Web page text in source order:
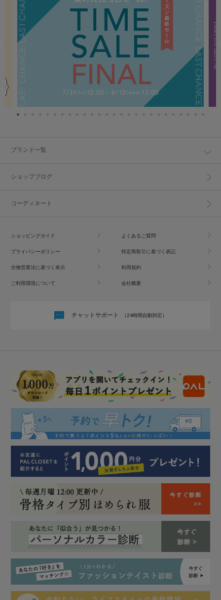
ブランド一覧
ショップブログ
コーディネート
ショッピングガイド よくあるご質問
プライバシーポリシー 特定商取引に基づく表記
古物営業法に基づく表示 利用規約
ご利用環境について 会社概要
チャットサポート （24時間自動対応）